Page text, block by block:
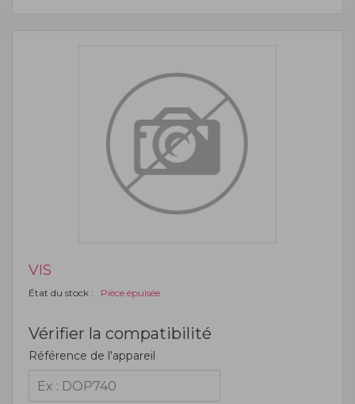
VIS
État du stock : Pièce épuisée
Vérifier la compatibilité
Référence de l'appareil